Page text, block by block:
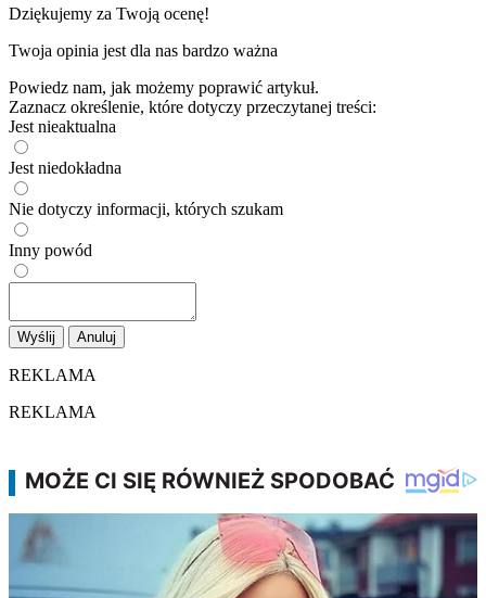
Dziękujemy za Twoją ocenę!
Twoja opinia jest dla nas bardzo ważna
Powiedz nam, jak możemy poprawić artykuł.
Zaznacz określenie, które dotyczy przeczytanej treści:
Jest nieaktualna
Jest niedokładna
Nie dotyczy informacji, których szukam
Inny powód
Wyślij Anuluj
REKLAMA
REKLAMA